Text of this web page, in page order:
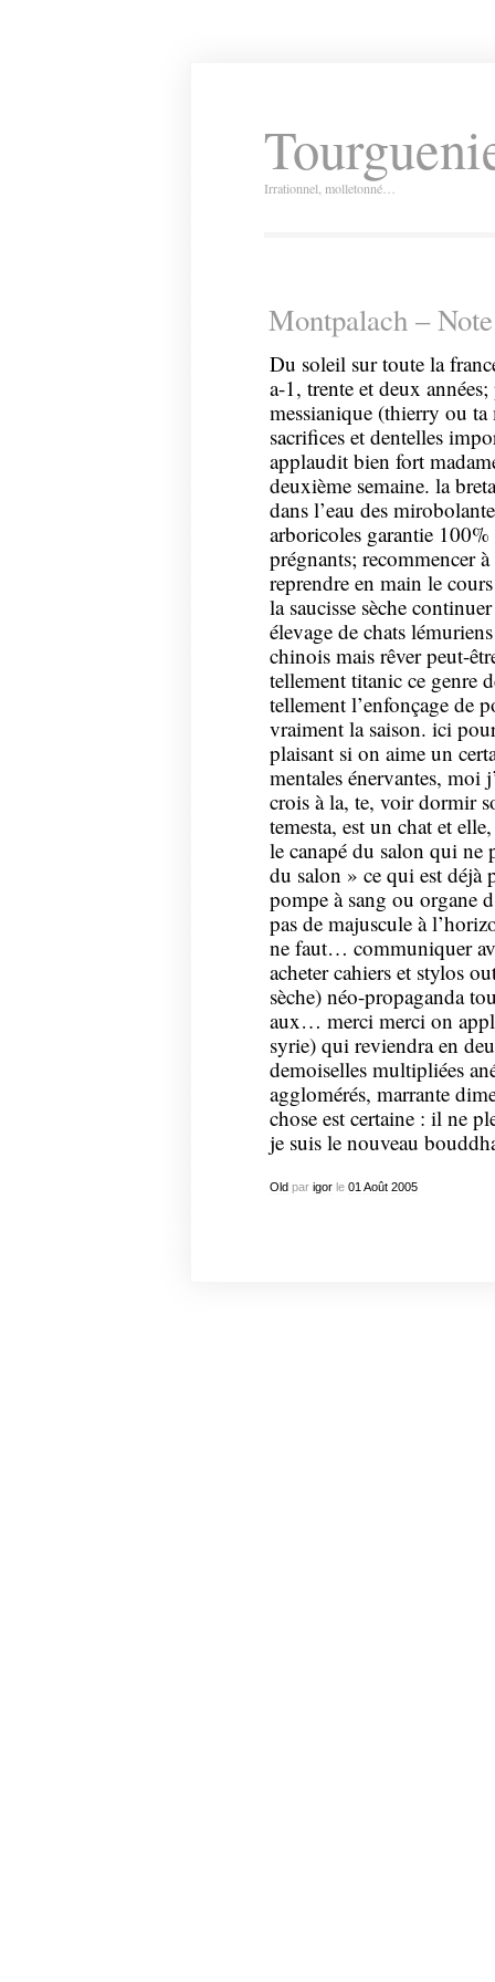
Irrationnel, molletonné…
Montpalach –
Du soleil sur toute la
a-1, trente et deux
messianique (thierry ou ta
sacrifices et dentelles
applaudit bien fort
deuxième semaine. la
dans l’eau des
arboricoles garantie
prégnants; recommencer
reprendre en main le
la saucisse sèche
élevage de chats
chinois mais rêver peut-
tellement titanic ce genre
tellement l’enfonçage de
vraiment la saison. ici
plaisant si on aime un
mentales énervantes, moi
crois à la, te, voir dormir
temesta, est un chat et
le canapé du salon qui ne
du salon » ce qui est
pompe à sang ou organe
pas de majuscule à
ne faut… communiquer
acheter cahiers et stylos
sèche) néo-propaganda
aux… merci merci on
syrie) qui reviendra en
demoiselles multipliées
agglomérés, marrante
chose est certaine : il ne
je suis le nouveau
Oldpar igorle 01 Août 2005